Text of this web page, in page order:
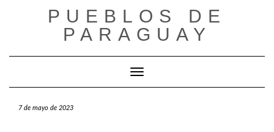
PUEBLOS DE
PARAGUAY
Cambiar modo de navegación
7 de mayo de 2023